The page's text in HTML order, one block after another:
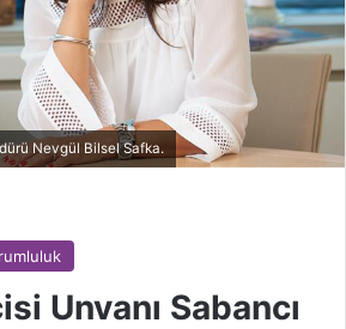
Nevgül Bilsel Safka.
Unvanı Sabancı